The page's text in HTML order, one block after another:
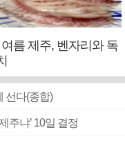
름 제주, 벤자리와 독
선다(종합)
주냐’ 10일 결정